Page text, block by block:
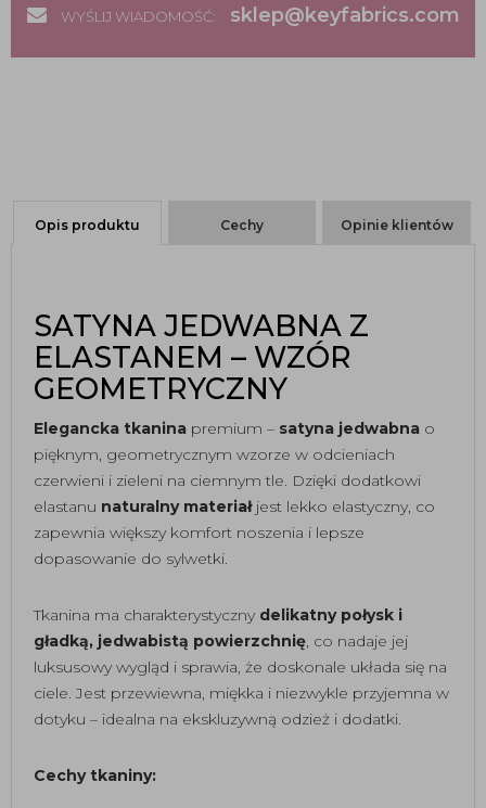
WYŚLIJ WIADOMOŚĆ: sklep@keyfabrics.com
Opis produktu Cechy Opinie klientów
SATYNA JEDWABNA Z
ELASTANEM – WZÓR
GEOMETRYCZNY
Elegancka tkanina premium – satyna jedwabna o
pięknym, geometrycznym wzorze w odcieniach
czerwieni i zieleni na ciemnym tle. Dzięki dodatkowi
elastanu naturalny materiałjest lekko elastyczny, co
zapewnia większy komfort noszenia i lepsze
dopasowanie do sylwetki.
Tkanina ma charakterystyczny delikatny połysk i
gładką, jedwabistą powierzchnię, co nadaje jej
luksusowy wygląd i sprawia, że doskonale układa się na
ciele. Jest przewiewna, miękka i niezwykle przyjemna w
dotyku – idealna na ekskluzywną odzież i dodatki.
Cechy tkaniny: